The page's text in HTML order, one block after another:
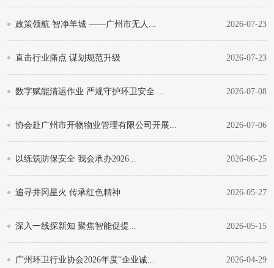
政策领航 智净羊城 ——广州市无人... 2026-07-23
直击行业痛点 谋划规范升级 2026-07-23
数字赋能清运作业 严规守护环卫安全 ... 2026-07-08
协会赴广州市开物物业管理有限公司开展... 2026-07-06
以练筑防保安全 我会承办2026... 2026-06-25
追寻井冈星火 传承红色精神 2026-05-27
深入一线探新知 聚焦智能促提... 2026-05-15
广州环卫行业协会2026年度“企业诚... 2026-04-29